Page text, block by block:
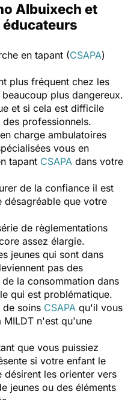
Albuixech et
en tapant (CSAPA)
plus fréquent chez les
plus dangereux.
et si cela est difficile
professionnels.
charge ambulatoires
vous en
tapant CSAPA dans votre
de la confiance il est
que votre
de règlementations
assez élargie.
jeunes qui sont dans
pas des
la consommation dans
qui est problématique.
soins CSAPA qu'il vous
n'est qu'une
que vous puissiez
si votre enfant le
désirent les orienter vers
jeunes ou des éléments